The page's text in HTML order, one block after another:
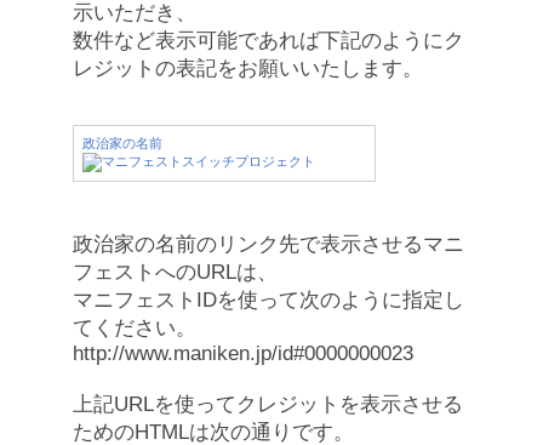
示いただき、
数件など表示可能であれば下記のようにク
レジットの表記をお願いいたします。
政治家の名前
政治家の名前のリンク先で表示させるマニ
フェストへのURLは、
マニフェストIDを使って次のように指定し
てください。
http://www.maniken.jp/id#0000000023
上記URLを使ってクレジットを表示させる
ためのHTMLは次の通りです。